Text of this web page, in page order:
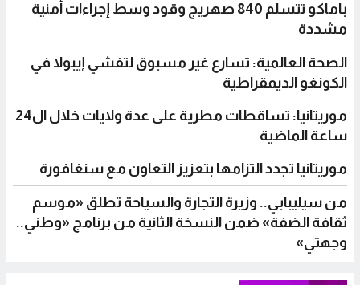
باماكو تتسلم 840 صهريج وقود وسط إجراءات أمنية
مشددة
الصحة العالمية: تسارع غير مسبوق لتفشي إيبولا في
الكونغو الديمقراطية
موريتانيا: تساقطات مطرية على عدة ولايات خلال ال24
ساعة الماضية
موريتانيا تجدد التزامها بتعزيز التعاون مع سنغافورة
من سيليبابي.. وزيرة التجارة والسياحة تطلق «موسم
ثقافة الضفة» ضمن النسخة الثانية من برنامج «وطني..
وجهتي»